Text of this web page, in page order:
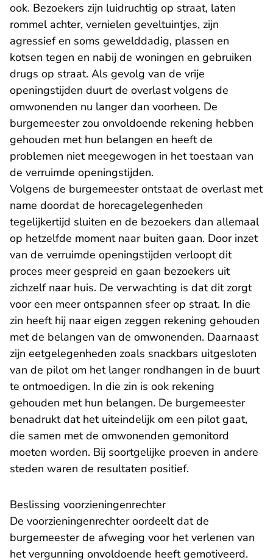
ook. Bezoekers zijn luidruchtig op straat, laten
rommel achter, vernielen geveltuintjes, zijn
agressief en soms gewelddadig, plassen en
kotsen tegen en nabij de woningen en gebruiken
drugs op straat. Als gevolg van de vrije
openingstijden duurt de overlast volgens de
omwonenden nu langer dan voorheen. De
burgemeester zou onvoldoende rekening hebben
gehouden met hun belangen en heeft de
problemen niet meegewogen in het toestaan van
de verruimde openingstijden.
Volgens de burgemeester ontstaat de overlast met
name doordat de horecagelegenheden
tegelijkertijd sluiten en de bezoekers dan allemaal
op hetzelfde moment naar buiten gaan. Door inzet
van de verruimde openingstijden verloopt dit
proces meer gespreid en gaan bezoekers uit
zichzelf naar huis. De verwachting is dat dit zorgt
voor een meer ontspannen sfeer op straat. In die
zin heeft hij naar eigen zeggen rekening gehouden
met de belangen van de omwonenden. Daarnaast
zijn eetgelegenheden zoals snackbars uitgesloten
van de pilot om het langer rondhangen in de buurt
te ontmoedigen. In die zin is ook rekening
gehouden met hun belangen. De burgemeester
benadrukt dat het uiteindelijk om een pilot gaat,
die samen met de omwonenden gemonitord
moeten worden. Bij soortgelijke proeven in andere
steden waren de resultaten positief.
Beslissing voorzieningenrechter
De voorzieningenrechter oordeelt dat de
burgemeester de afweging voor het verlenen van
het vergunning onvoldoende heeft gemotiveerd.